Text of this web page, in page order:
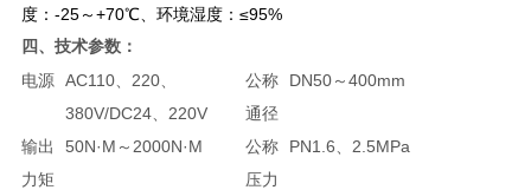
度：-25～+70℃、环境湿度：≤95%
四 、技术参数：
电源 AC110、220、
380V/DC24、220V
公称
通径
DN50～400mm
输出
力矩
50N·M～2000N·M
公称
压力
PN1.6、2.5MPa